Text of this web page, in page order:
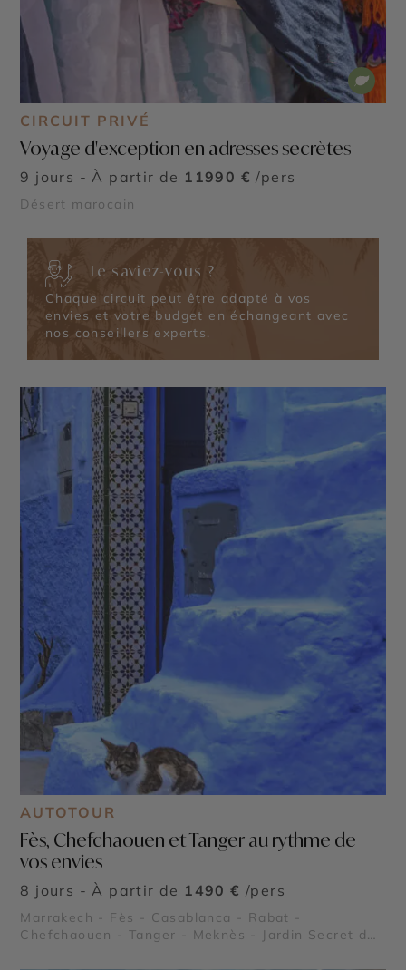
CIRCUIT PRIVÉ
Voyage d'exception en adresses secrètes
9 jours - À partir de 11990 € /pers
Désert marocain
Le saviez-vous ?
Chaque circuit peut être adapté à vos
envies et votre budget en échangeant avec
nos conseillers experts.
AUTOTOUR
Fès, Chefchaouen et Tanger au rythme de
vos envies
8 jours - À partir de 1490 € /pers
Marrakech - Fès - Casablanca - Rabat -
Chefchaouen - Tanger - Meknès - Jardin Secret de